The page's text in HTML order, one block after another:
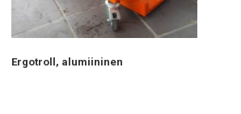
Ergotroll, alumiininen